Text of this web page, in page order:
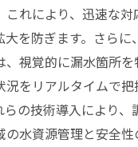
これにより、迅速な
大を防ぎます。さらに
、視覚的に漏水箇所
況をリアルタイムで
の技術導入により、
の水資源管理と安全